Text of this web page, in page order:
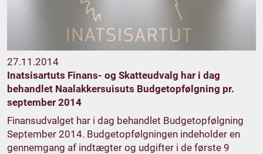
27.11.2014
Inatsisartuts Finans- og Skatteudvalg har i dag
behandlet Naalakkersuisuts Budgetopfølgning pr.
september 2014
Finansudvalget har i dag behandlet Budgetopfølgning
September 2014. Budgetopfølgningen indeholder en
gennemgang af indtægter og udgifter i de første 9